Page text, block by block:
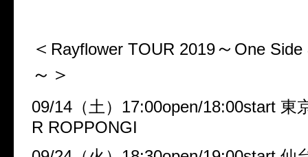
＜ Rayflower TOUR 2019～ One Side
～＞
09/14 （土） 17:00open/18:00start 東
R ROPPONGI